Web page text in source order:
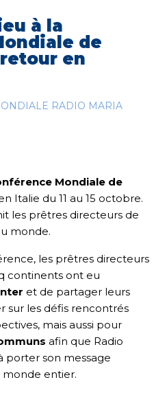
à la
de
en
RADIO MARIA
Mondiale de
Italie du 11 au 15 octobre.
les prêtres directeurs de
monde.
les prêtres directeurs
continents ont eu
et de partager leurs
sur les défis rencontrés
mais aussi pour
afin que Radio
porter son message
monde entier.